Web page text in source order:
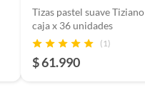
Tizas pastel suave Tiziano
caja x 36 unidades
(1)
$ 61.990